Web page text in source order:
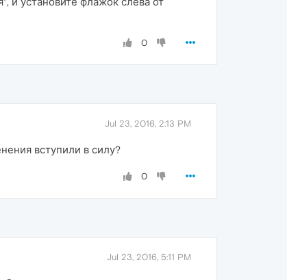
0
Jul 23, 2016, 2:13 PM
вступили в силу?
0
Jul 23, 2016, 5:11 PM